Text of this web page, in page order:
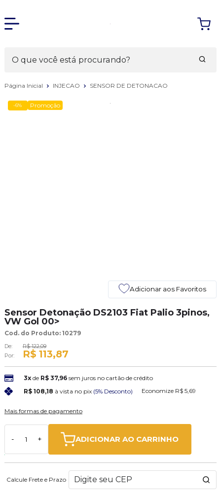
Página Inicial INJECAO SENSOR DE DETONACAO
-6% Promoção
Adicionar aos Favoritos
Sensor Detonação DS2103 Fiat Palio 3pinos,
VW Gol 00>
Cod. do Produto: 10279
De:
R$ 122,09
Por:
R$ 113,87
3xde R$ 37,96 sem juros no cartão de crédito
R$ 108,18 à vista no pix (5% Desconto) Economize R$ 5,69
Mais formas de pagamento
- + ADICIONAR AO CARRINHO
Calcule Frete e Prazo